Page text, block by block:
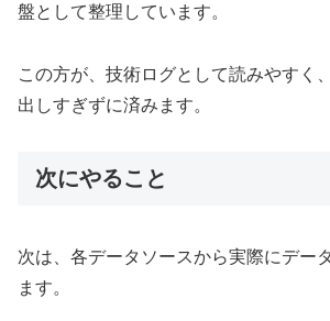
盤として整理しています。
この方が、技術ログとして読みやすく
出しすぎずに済みます。
次にやること
次は、各データソースから実際にデー
ます。